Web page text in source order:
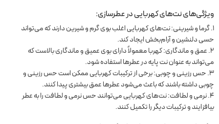
ویژگی‌های نت‌های کهربایی در عطرسازی:
گرما و شیرینی: نت‌های کهربایی اغلب بوی گرم و شیرین دارند که می‌تواند
حسی دلنشین و آرام‌بخش ایجاد کند.
عمق و ماندگاری: کهربا معمولاً دارای بوی عمیق و ماندگاری بالاست که
می‌تواند به عنوان نت پایه در عطرها استفاده شود.
حس رزینی و چوبی: برخی از ترکیبات کهربایی ممکن است حس رزینی و
چوبی داشته باشند که باعث می‌شود عطرها عمق بیشتری پیدا کنند.
نرمی و لطافت: نت‌های کهربایی می‌توانند حس نرمی و لطافت را به عطر
بیافزایند و ترکیبات دیگر را تکمیل کنند.